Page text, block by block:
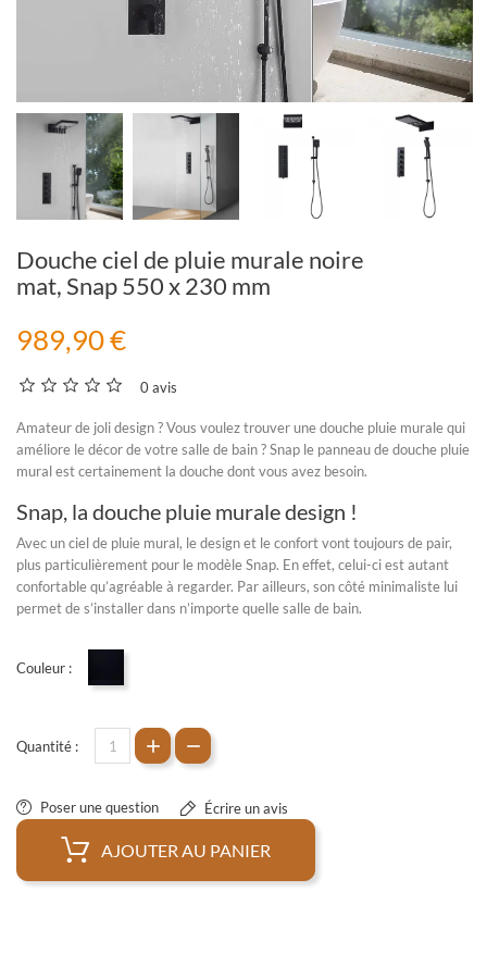
Douche ciel de pluie murale noire
mat, Snap 550 x 230 mm
989,90 €
0 avis
Amateur de joli design ? Vous voulez trouver unedouche pluie muralequi
améliore le décor de votre salle de bain ? Snap le panneau de douche pluie
muralest certainement la douche dont vous avez besoin.
Snap, la douche pluie murale design !
Avec unciel de pluie mural, le design et le confort vont toujours de pair,
plus particulièrement pour le modèle Snap. En effet, celui-ci est autant
confortable qu’agréable à regarder. Par ailleurs, son côté minimaliste lui
permet de s’installer dans n’importe quellesalle de bain.
Couleur :
Quantité :
Poser une question Écrire un avis
AJOUTER AU PANIER